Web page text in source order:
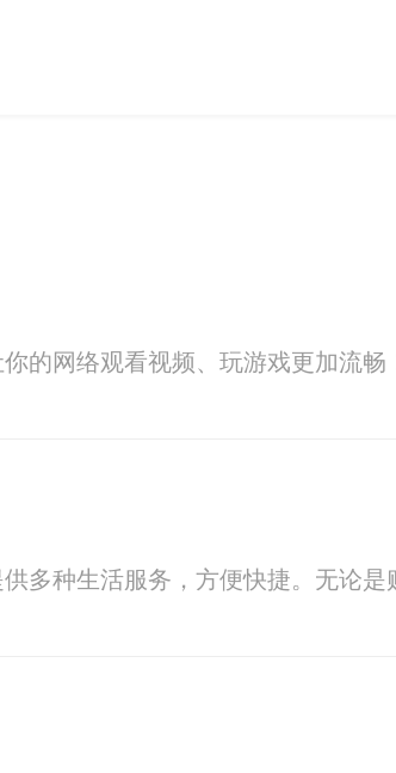
的网络观看视频、玩游戏更加流畅
多种生活服务，方便快捷。无论